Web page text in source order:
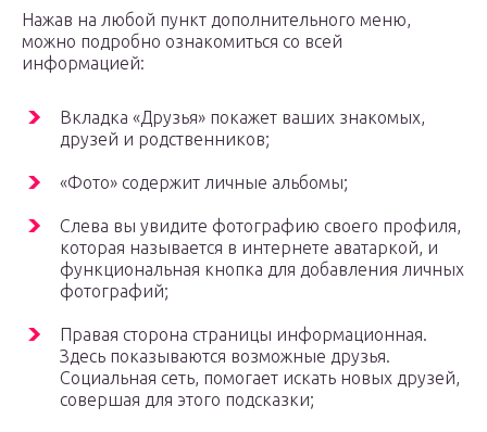
Нажав на любой пункт дополнительного меню,
можно подробно ознакомиться со всей
информацией:
Вкладка «Друзья» покажет ваших знакомых,
друзей и родственников;
«Фото» содержит личные альбомы;
Слева вы увидите фотографию своего профиля,
которая называется в интернете аватаркой, и
функциональная кнопка для добавления личных
фотографий;
Правая сторона страницы информационная.
Здесь показываются возможные друзья.
Социальная сеть, помогает искать новых друзей,
совершая для этого подсказки;